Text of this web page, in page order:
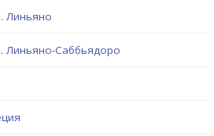
Линьяно
Линьяно-Саббьядоро